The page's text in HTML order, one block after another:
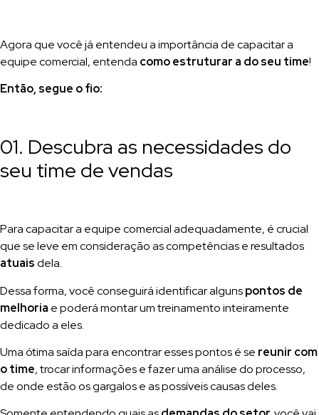
Agora que você já entendeu a importância de capacitar a
equipe comercial, entenda como estruturar a do seu time!
Então, segue o fio:
01. Descubra as necessidades do
seu time de vendas
Para capacitar a equipe comercial adequadamente, é crucial
que se leve em consideração as competências e resultados
atuaisdela.
Dessa forma, você conseguirá identificar algunspontos de
melhoria e poderá montar um treinamento inteiramente
dedicado a eles.
Uma ótima saída para encontrar esses pontos é se reunir com
o time, trocar informações e fazer uma análise do processo,
de onde estão os gargalos e as possíveis causas deles.